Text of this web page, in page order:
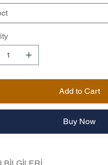
Add to Cart
Buy Now